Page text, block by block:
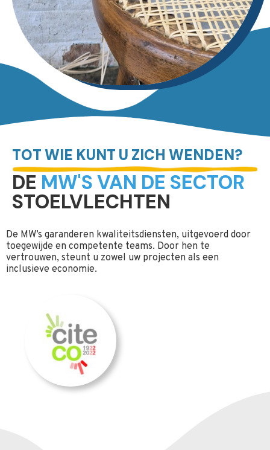
TOT WIE KUNT U ZICH WENDEN?
DE MW'S VAN DE SECTOR
STOELVLECHTEN
De MW’s garanderen kwaliteitsdiensten, uitgevoerd door
toegewijde en competente teams. Door hen te
vertrouwen, steunt u zowel uw projecten als een
inclusieve economie.